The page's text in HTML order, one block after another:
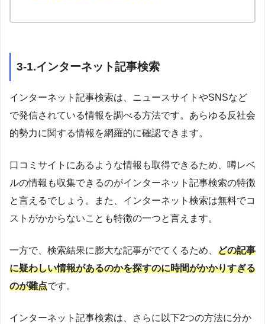
3-1.インターネット記事検索
インターネット記事検索は、ニュースサイトやSNSなど
で発信されている情報を調べる方法です。あらゆる反社会
的勢力に関する情報を網羅的に確認できます。
口コミサイトにあるような情報も取得できるため、噂レベ
ルの情報も収集できるのがインターネット記事検索の特徴
と言えるでしょう。また、インターネット検索は無料でコ
ストがかからないことも特徴の一つと言えます。
一方で、検索結果に膨大な記事がでてくるため、 どの記事
に疑わしい情報があるのかを探すのに時間がかかりすぎる
のが難点です。
インターネット記事検索は、さらに以下2つの方法に分か